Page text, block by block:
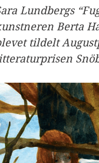
Lundbergs
Berta
tildelt